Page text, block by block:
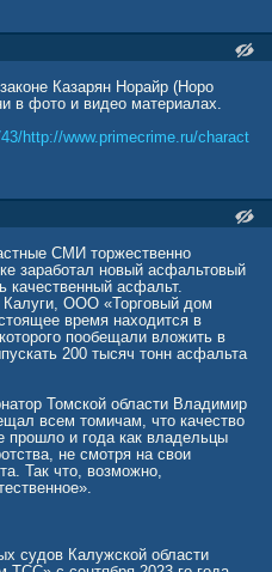
Казарян Норайр (Норо
в фото и видео материалах.
http://www.primecrime.ru/charact
СМИ торжественно
заработал новый асфальтовый
качественный асфальт.
ООО «Торговый дом
время находится в
пообещали вложить в
200 тысяч тонн асфальта
Томской области Владимир
всем томичам, что качество
и года как владельцы
не смотря на свои
Так что, возможно,
судов Калужской области